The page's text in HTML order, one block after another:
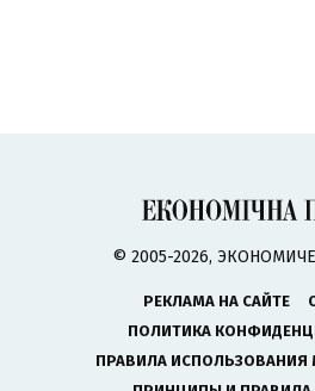
© 2005-2026,
РЕКЛАМА НА САЙТЕ
ПОЛИТИКА
ПРАВИЛА ИСПОЛЬЗОВАНИЯ